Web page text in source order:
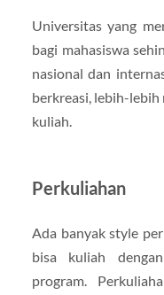
Universitas yang
bagi mahasiswa
nasional dan
berkreasi, lebih-lebih
kuliah.
Perkuliahan
Ada banyak style
bisa kuliah
program.